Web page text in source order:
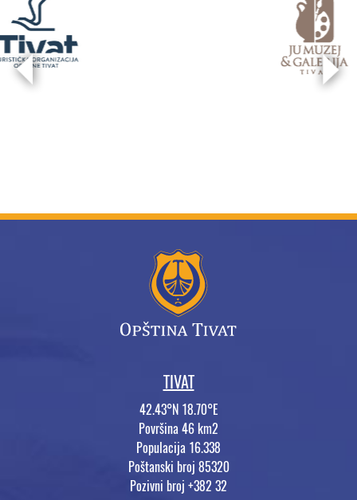
TIVAT
42.43°N 18.70°E
Površina 46 km2
Populacija 16.338
Poštanski broj 85320
Pozivni broj +382 32